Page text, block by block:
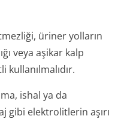
üriner yolların
veya aşikar kalp
ishal ya da
gibi elektrolitlerin aşırı